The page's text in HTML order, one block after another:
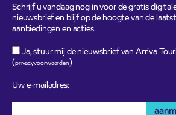
Schrijf u vandaag nog in voor de gratis
nieuwsbrief en blijf op de hoogte van de
aanbiedingen en acties.
Ja, stuur mij de nieuwsbrief van Arriva
(privacyvoorwaarden)
Uw e-mailadres: